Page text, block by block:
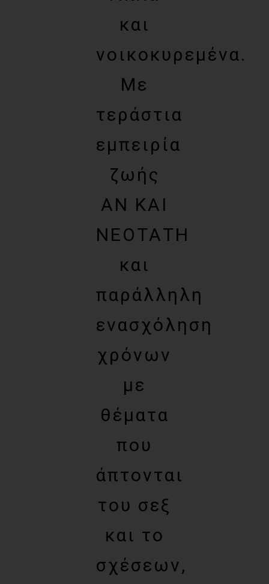
και
νοικοκυρεμένα.
Με
τεράστια
εμπειρία
ζωής
ΑΝ ΚΑΙ
ΝΕΟΤΑΤΗ
και
παράλληλη
ενασχόληση
χρόνων
με
θέματα
που
άπτονται
του σεξ
και το
σχέσεων,